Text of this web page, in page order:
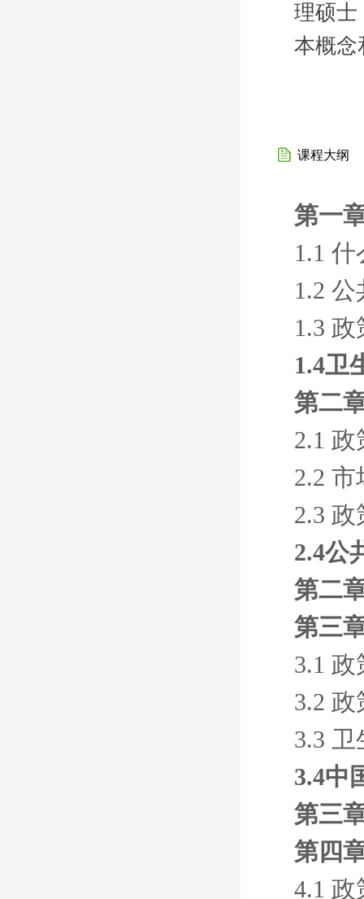
理硕士
本概念
课程大纲
第一
1.1
1.2
1.3
1.4卫
第二
2.1
2.2
2.3
2.4公
第二
第三
3.1
3.2
3.3
3.4中
第三
第四
4.1